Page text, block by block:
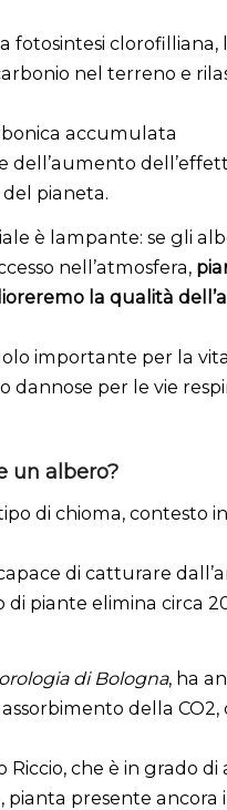
fotosintesi clorofilliana,
nel terreno e
accumulata
dell’aumento
pianeta.
è lampante: se gli
nell’atmosfera,
la qualità
importante per la vita
dannose per le vie
un albero?
di chioma, contesto
di catturare
piante elimina circa
di Bologna, ha
della CO2,
Riccio, che è in grado di
pianta presente ancora